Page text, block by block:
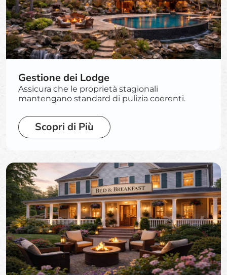
Gestione dei Lodge
Assicura che le proprietà stagionali
mantengano standard di pulizia coerenti.
Scopri di Più